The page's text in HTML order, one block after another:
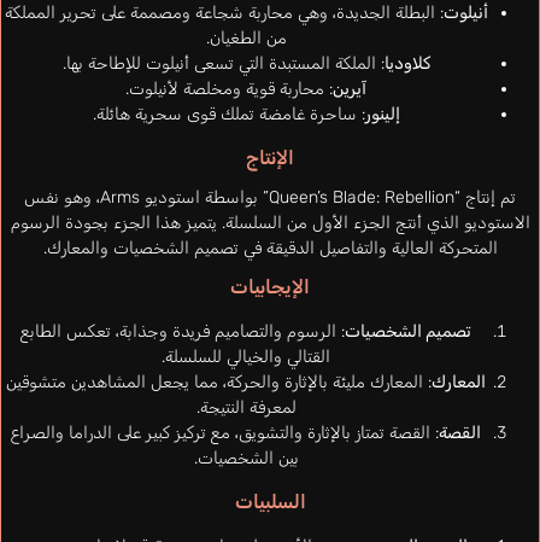
أنيلوت: البطلة الجديدة، وهي محاربة شجاعة ومصممة على تحرير المملكة
من الطغيان.
كلاوديا: الملكة المستبدة التي تسعى أنيلوت للإطاحة بها.
آيرين: محاربة قوية ومخلصة لأنيلوت.
إلينور: ساحرة غامضة تملك قوى سحرية هائلة.
الإنتاج
تم إنتاج “Queen’s Blade: Rebellion” بواسطة استوديو Arms، وهو نفس
الاستوديو الذي أنتج الجزء الأول من السلسلة. يتميز هذا الجزء بجودة الرسوم
المتحركة العالية والتفاصيل الدقيقة في تصميم الشخصيات والمعارك.
الإيجابيات
تصميم الشخصيات: الرسوم والتصاميم فريدة وجذابة، تعكس الطابع
القتالي والخيالي للسلسلة.
المعارك: المعارك مليئة بالإثارة والحركة، مما يجعل المشاهدين متشوقين
لمعرفة النتيجة.
القصة: القصة تمتاز بالإثارة والتشويق، مع تركيز كبير على الدراما والصراع
بين الشخصيات.
السلبيات